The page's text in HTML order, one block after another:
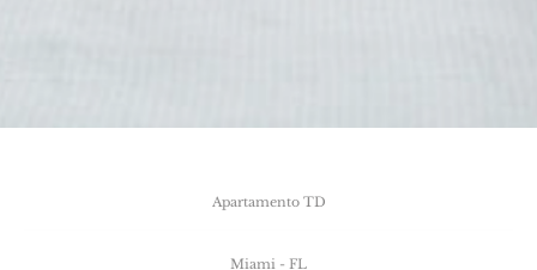
Apartamento TD
Miami - FL